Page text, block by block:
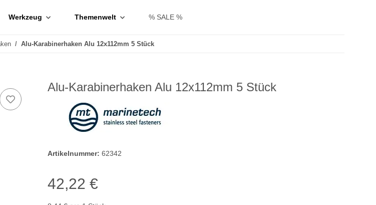
Werkzeug Themenwelt % SALE %
Alu-Karabinerhaken Alu 12x112mm 5 Stück
Alu-Karabinerhaken Alu 12x112mm 5 Stück
Artikelnummer: 62342
42,22 €